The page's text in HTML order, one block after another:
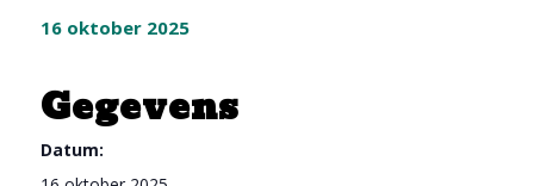
16 oktober 2025
Gegevens
Datum: